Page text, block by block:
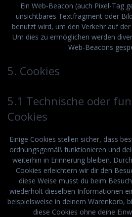
Ein Web-Beacon (auch Pixel-Tag
unsichtbares Textfragment oder
benutzt wird, um den Verkehr auf
Um dies zu ermöglichen werden
Web-Beacons
5. Cookies
5.1 Technische oder
Cookies
Einige Cookies stellen sicher, dass
ordnungsgemäß funktionieren und
weiterhin in Erinnerung bleiben.
Cookies erleichtern wir dir den
diese Weise musst du beim
wiederholt dieselben Informationen
beispielsweise in deinem Warenkorb,
diese Cookies ohne deine